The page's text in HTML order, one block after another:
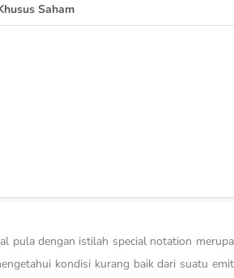
Saham
pula dengan istilah special notation
kondisi kurang baik dari suatu